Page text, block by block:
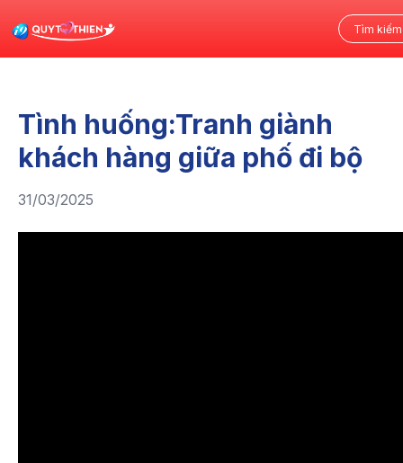
Tình huống:Tranh giành
khách hàng giữa phố đi bộ
31/03/2025